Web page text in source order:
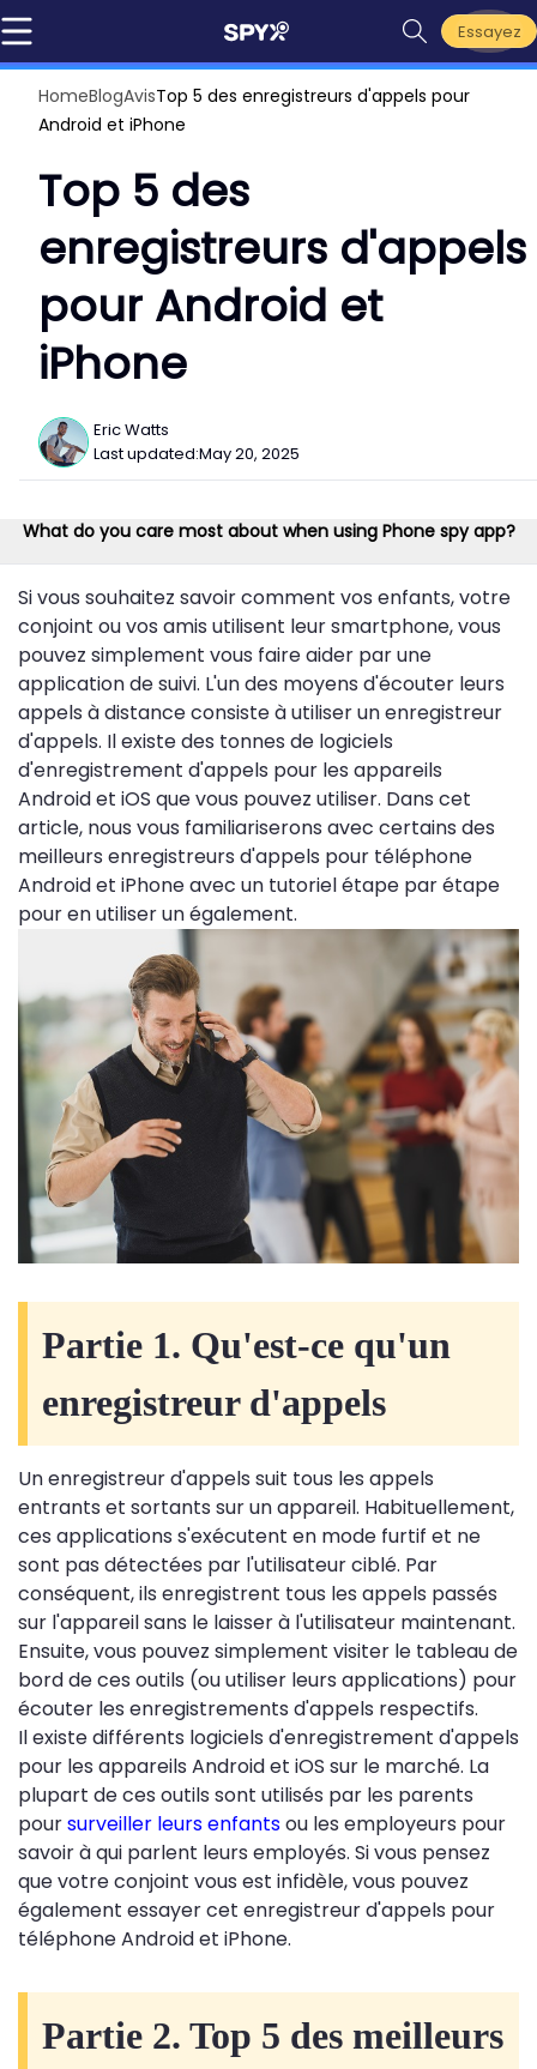
Essayez
HomeBlogAvisTop 5 des enregistreurs d'appels pour
Android et iPhone
Top 5 des
enregistreurs d'appels
pour Android et
iPhone
Eric Watts
Last updated:May 20, 2025
What do you care most about when using Phone spy app?
Si vous souhaitez savoir comment vos enfants, votre
conjoint ou vos amis utilisent leur smartphone, vous
pouvez simplement vous faire aider par une
application de suivi. L'un des moyens d'écouter leurs
appels à distance consiste à utiliser un enregistreur
d'appels. Il existe des tonnes de logiciels
d'enregistrement d'appels pour les appareils
Android et iOS que vous pouvez utiliser. Dans cet
article, nous vous familiariserons avec certains des
meilleurs enregistreurs d'appels pour téléphone
Android et iPhone avec un tutoriel étape par étape
pour en utiliser un également.
Partie 1. Qu'est-ce qu'un
enregistreur d'appels
Un enregistreur d'appels suit tous les appels
entrants et sortants sur un appareil. Habituellement,
ces applications s'exécutent en mode furtif et ne
sont pas détectées par l'utilisateur ciblé. Par
conséquent, ils enregistrent tous les appels passés
sur l'appareil sans le laisser à l'utilisateur maintenant.
Ensuite, vous pouvez simplement visiter le tableau de
bord de ces outils (ou utiliser leurs applications) pour
écouter les enregistrements d'appels respectifs.
Il existe différents logiciels d'enregistrement d'appels
pour les appareils Android et iOS sur le marché. La
plupart de ces outils sont utilisés par les parents
poursurveiller leurs enfantsou les employeurs pour
savoir à qui parlent leurs employés. Si vous pensez
que votre conjoint vous est infidèle, vous pouvez
également essayer cet enregistreur d'appels pour
téléphone Android et iPhone.
Partie 2. Top 5 des meilleurs